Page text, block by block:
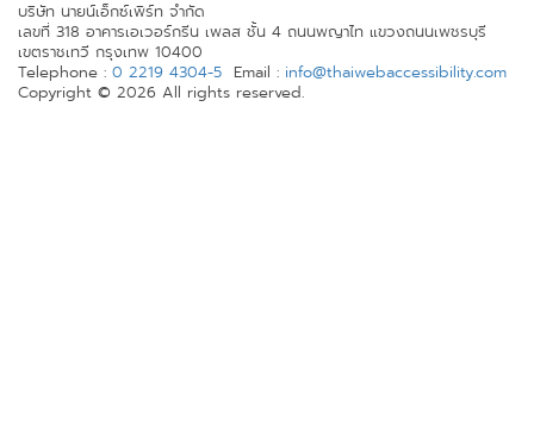
บริษัท นายน์เอ็กซ์เพิร์ท จำกัด
เลขที่ 318 อาคารเอเวอร์กรีน เพลส ชั้น 4 ถนนพญาไท แขวงถนนเพชรบุรี
เขตราชเทวี กรุงเทพ 10400
Telephone : 0 2219 4304-5 Email : info@thaiwebaccessibility.com
Copyright © 2026 All rights reserved.